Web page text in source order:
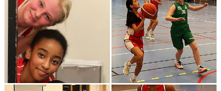
BILDGALLERI 2024 O FRAMÅT
DOKUMENT
KONTAKT
BEAT-THE-PRO